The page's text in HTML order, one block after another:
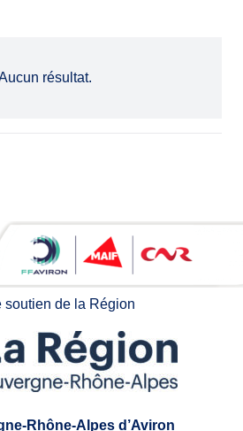
résultat.
soutien de la Région
Rhône-Alpes d’Aviron